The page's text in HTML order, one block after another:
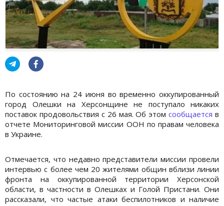
По состоянию на 24 июня во временно оккупированный
город Олешки на Херсонщине не поступало никаких
поставок продовольствия с 26 мая. Об этомсообщается в
отчете Мониторинговой миссии ООН по правам человека
в Украине.
Отмечается, что недавно представители миссии провели
интервью с более чем 20 жителями общин вблизи линии
фронта на оккупированной территории Херсонской
области, в частности в Олешках и Голой Пристани. Они
рассказали, что частые атаки беспилотников и наличие